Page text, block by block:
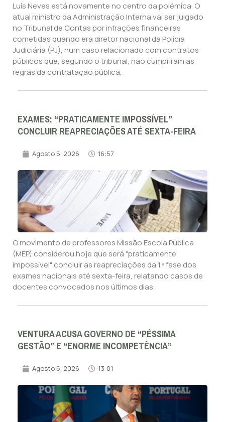
Luís Neves está novamente no centro da polémica. O
atual ministro da Administração Interna vai ser julgado
no Tribunal de Contas por infrações financeiras
cometidas quando era diretor nacional da Polícia
Judiciária (PJ), num caso relacionado com contratos
públicos que, segundo o tribunal, não cumpriram as
regras da contratação pública.
EXAMES: “PRATICAMENTE IMPOSSÍVEL”
CONCLUIR REAPRECIAÇÕES ATÉ SEXTA-FEIRA
Agosto 5, 2026 16:57
O movimento de professores Missão Escola Pública
(MEP) considerou hoje que será "praticamente
impossível" concluir as reapreciações da 1.ª fase dos
exames nacionais até sexta-feira, relatando casos de
docentes convocados nos últimos dias.
VENTURA ACUSA GOVERNO DE “PÉSSIMA
GESTÃO” E “ENORME INCOMPETÊNCIA”
Agosto 5, 2026 13:01